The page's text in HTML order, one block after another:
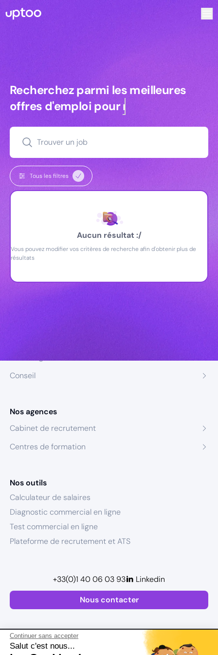
Continuer sans accepter
Salut c'est nous...
Recherchez parmi les meilleures
Recherchez parmi les meilleures
offres d'emploi pourcommerciaux
Trouver un job
Tous les filtres
Aucun résultat :/
Vous pouvez modifier vos critères de recherche afin d'obtenir plus de
résultats
Conseil
Nos agences
Cabinet de recrutement
Centres de formation
Nos outils
Calculateur de salaires
Diagnostic commercial en ligne
Test commercial en ligne
Plateforme de recrutement et ATS
Nous contacter
+33(0)1 40 06 03 93 Linkedin